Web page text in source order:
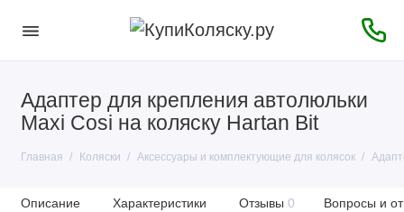
Адаптер для крепления автолюльки
Maxi Cosi на коляску Hartan Bit
Главная Коляски Аксессуары и комплектующие для колясок
Описание Характеристики Отзывы 0 Вопросы и